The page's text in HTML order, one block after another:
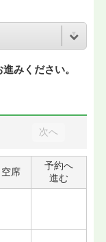
みください。
次へ
空席
予約へ
進む